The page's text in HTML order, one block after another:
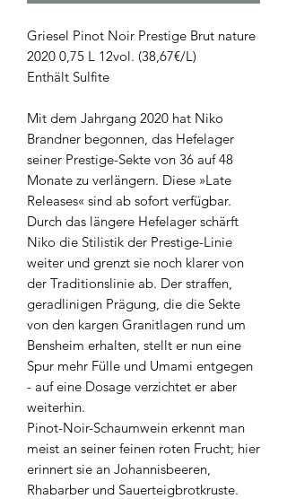
Griesel Pinot Noir Prestige Brut nature
2020 0,75 L 12vol. (38,67€/L)
Enthält Sulfite
Mit dem Jahrgang 2020 hat Niko
Brandner begonnen, das Hefelager
seiner Prestige-Sekte von 36 auf 48
Monate zu verlängern. Diese »Late
Releases« sind ab sofort verfügbar.
Durch das längere Hefelager schärft
Niko die Stilistik der Prestige-Linie
weiter und grenzt sie noch klarer von
der Traditionslinie ab. Der straffen,
geradlinigen Prägung, die die Sekte
von den kargen Granitlagen rund um
Bensheim erhalten, stellt er nun eine
Spur mehr Fülle und Umami entgegen
- auf eine Dosage verzichtet er aber
weiterhin.
Pinot-Noir-Schaumwein erkennt man
meist an seiner feinen roten Frucht; hier
erinnert sie an Johannisbeeren,
Rhabarber und Sauerteigbrotkruste.